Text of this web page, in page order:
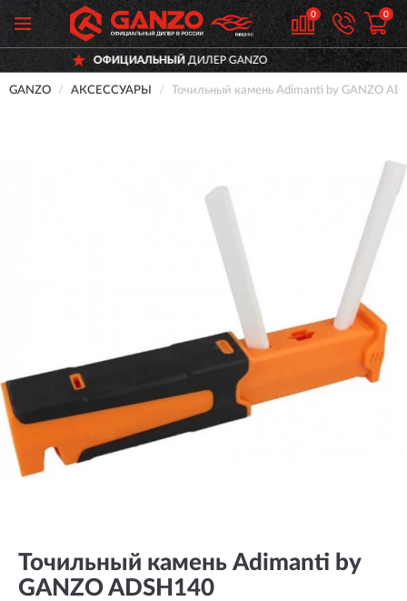
0 0
ОФИЦИАЛЬНЫЙДИЛЕР GANZO
GANZO АКСЕССУАРЫ Точильный камень Adimanti by GANZO
Точильный камень Adimanti by
GANZO ADSH140